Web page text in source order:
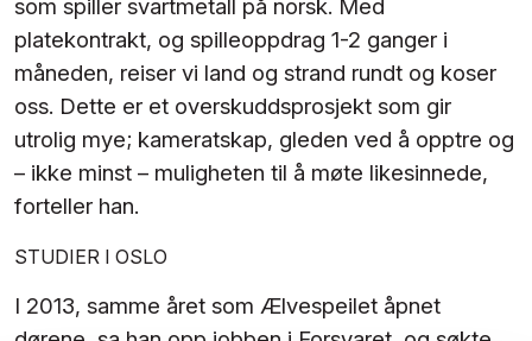
som spiller svartmetall på norsk. Med
platekontrakt, og spilleoppdrag 1-2 ganger i
måneden, reiser vi land og strand rundt og koser
oss. Dette er et overskuddsprosjekt som gir
utrolig mye; kameratskap, gleden ved å opptre og
– ikke minst – muligheten til å møte likesinnede,
forteller han.
STUDIER I OSLO
I 2013, samme året som Ælvespeilet åpnet